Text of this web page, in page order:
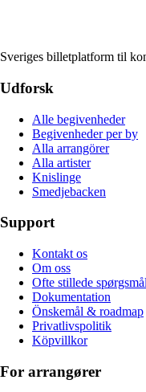
Sveriges billetplatform til
Udforsk
Alle begivenheder
Begivenheder per by
Alla arrangörer
Alla artister
Knislinge
Smedjebacken
Support
Kontakt os
Om oss
Ofte stillede spørgsmål
Dokumentation
Önskemål & roadmap
Privatlivspolitik
Köpvillkor
For arrangører